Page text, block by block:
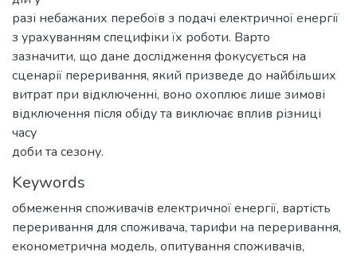
разі небажаних перебоїв з подачі електричної енергії
з урахуванням специфіки їх роботи. Варто
зазначити, що дане дослідження фокусується на
сценарії переривання, який призведе до найбільших
витрат при відключенні, воно охоплює лише зимові
відключення після обіду та виключає вплив різниці
часу
доби та сезону.
Keywords
обмеження споживачів електричної енергії, вартість
переривання для споживача, тарифи на переривання,
економетрична модель, опитування споживачів,